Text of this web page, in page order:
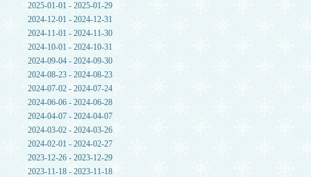
2025-01-01 - 2025-01-29
2024-12-01 - 2024-12-31
2024-11-01 - 2024-11-30
2024-10-01 - 2024-10-31
2024-09-04 - 2024-09-30
2024-08-23 - 2024-08-23
2024-07-02 - 2024-07-24
2024-06-06 - 2024-06-28
2024-04-07 - 2024-04-07
2024-03-02 - 2024-03-26
2024-02-01 - 2024-02-27
2023-12-26 - 2023-12-29
2023-11-18 - 2023-11-18